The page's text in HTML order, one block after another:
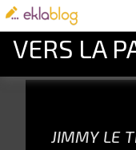
VERS LA
jimmy le